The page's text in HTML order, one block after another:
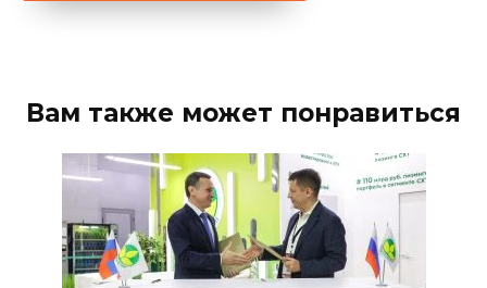
Вам также может понравиться